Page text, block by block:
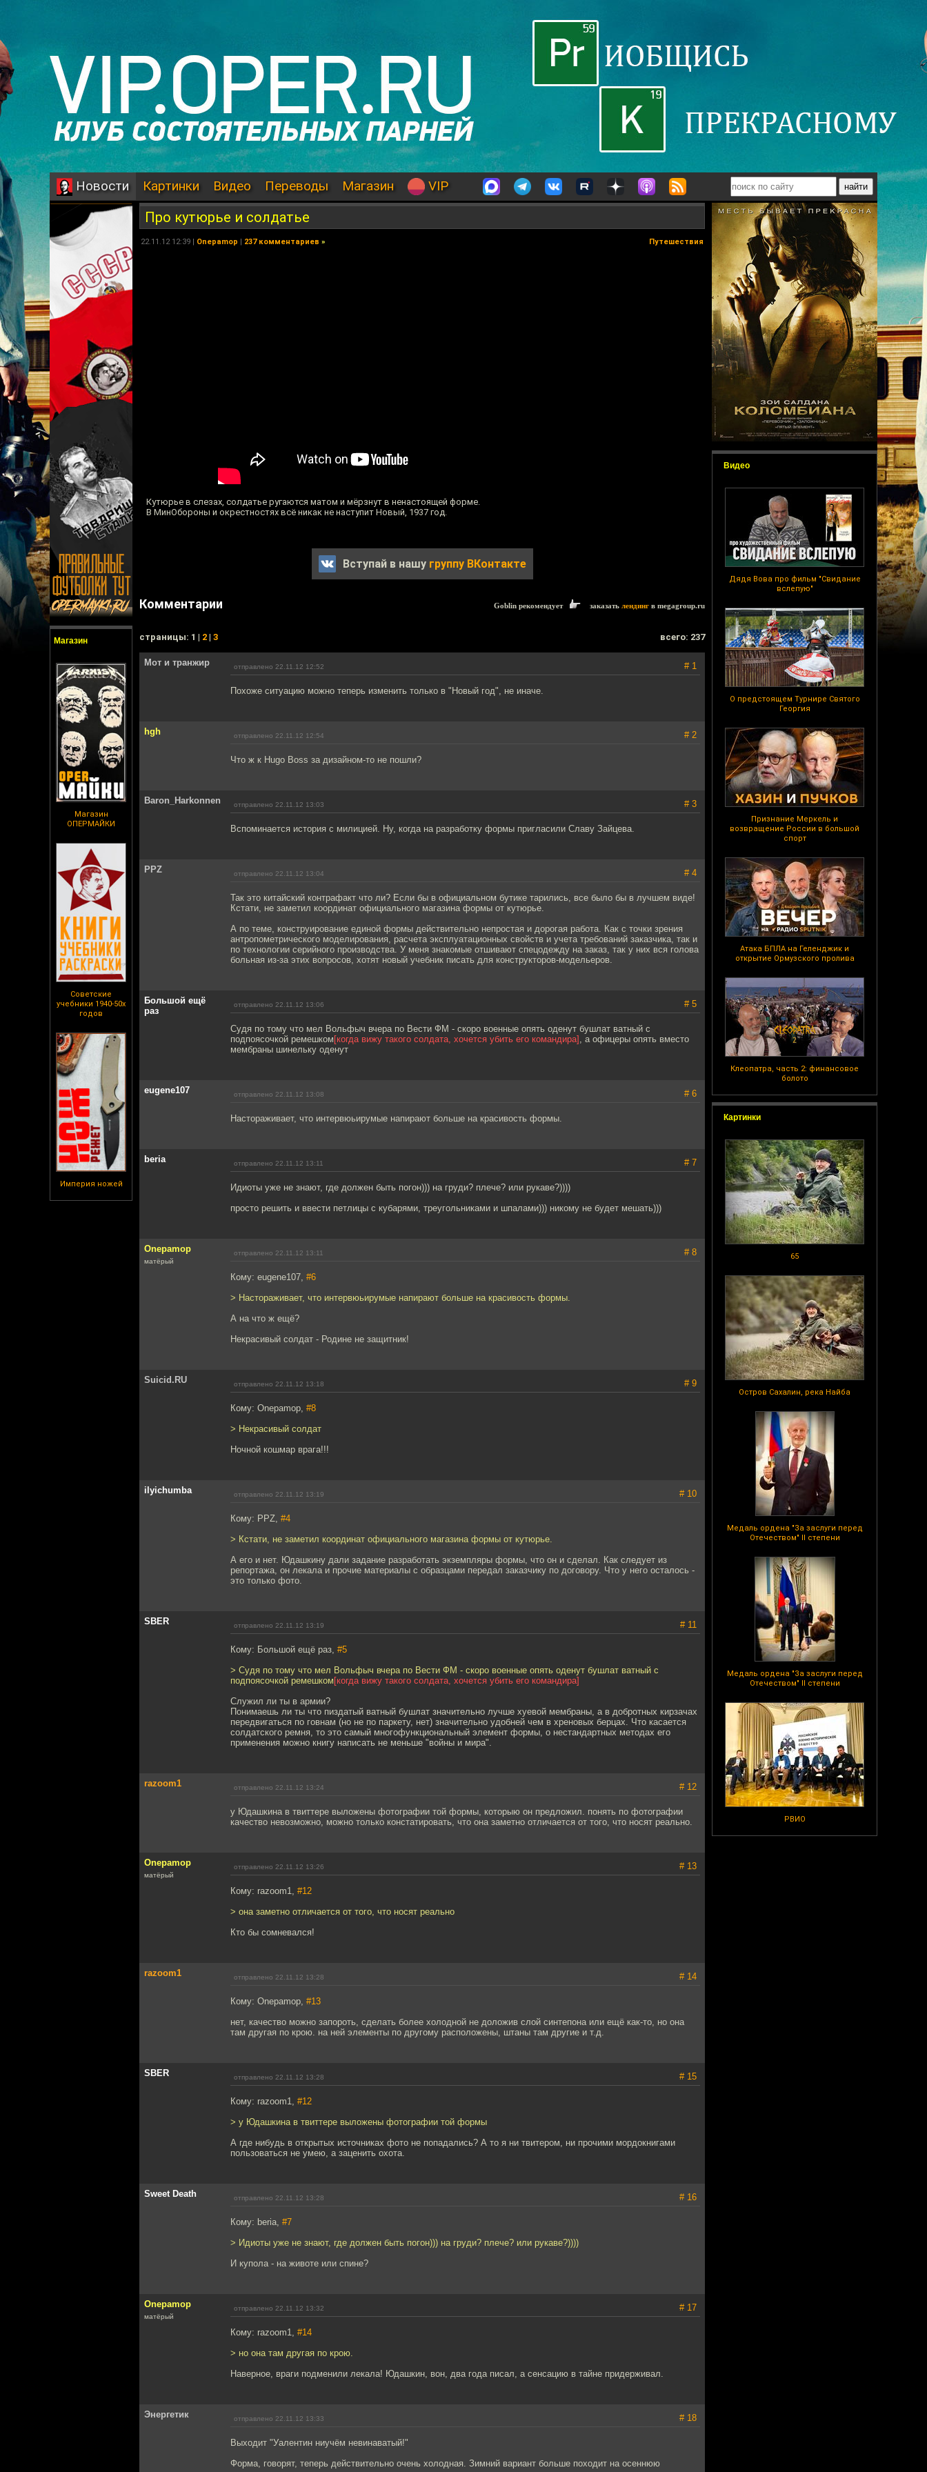
Новости Картинки Видео Переводы Магазин VIP
Магазин
Магазин
ОПЕРМАЙКИ
Советские
учебники 1940-50х
годов
Империя ножей
Видео
Дядя Вова про фильм "Свидание
вслепую"
О предстоящем Турнире Святого
Георгия
Признание Меркель и
возвращение России в большой
спорт
Атака БПЛА на Геленджик и
открытие Ормузского пролива
Клеопатра, часть 2: финансовое
болото
Картинки
65
Остров Сахалин, река Найба
Медаль ордена "За заслуги перед
Отечеством" II степени
Медаль ордена "За заслуги перед
Отечеством" II степени
РВИО
Про кутюрье и солдатье
22.11.12 12:39 | Onepamop | 237 комментариев » Путешествия
Кутюрье в слезах, солдатье ругаются матом и мёрзнут в ненастоящей форме.
В МинОбороны и окрестностях всё никак не наступит Новый, 1937 год.
Вступай в нашу группу ВКонтакте
Комментарии Goblin рекомендует заказать лендинг в megagroup.ru
cтраницы: 1 | 2 | 3 всего: 237
Мот и транжир отправлено 22.11.12 12:52 # 1
Похоже ситуацию можно теперь изменить только в "Новый год", не иначе.
hgh отправлено 22.11.12 12:54 # 2
Что ж к Hugo Boss за дизайном-то не пошли?
Baron_Harkonnen отправлено 22.11.12 13:03 # 3
Вспоминается история с милицией. Ну, когда на разработку формы пригласили Славу Зайцева.
PPZ отправлено 22.11.12 13:04 # 4
Так это китайский контрафакт что ли? Если бы в официальном бутике тарились, все было бы в лучшем виде!
Кстати, не заметил координат официального магазина формы от кутюрье.
А по теме, конструирование единой формы действительно непростая и дорогая работа. Как с точки зрения
антропометрического моделирования, расчета эксплуатационных свойств и учета требований заказчика, так и
по технологии серийного производства. У меня знакомые отшивают спецодежду на заказ, так у них вся голова
больная из-за этих вопросов, хотят новый учебник писать для конструкторов-модельеров.
Большой ещё
раз
отправлено 22.11.12 13:06 # 5
Судя по тому что мел Вольфыч вчера по Вести ФМ - скоро военные опять оденут бушлат ватный с
подпоясочкой ремешком [когда вижу такого солдата, хочется убить его командира] , а офицеры опять вместо
мембраны шинельку оденут
eugene107 отправлено 22.11.12 13:08 # 6
Настораживает, что интервюьирумые напирают больше на красивость формы.
beria отправлено 22.11.12 13:11 # 7
Идиоты уже не знают, где должен быть погон))) на груди? плече? или рукаве?))))
просто решить и ввести петлицы с кубарями, треугольниками и шпалами))) никому не будет мешать)))
Onepamop
матёрый
отправлено 22.11.12 13:11 # 8
Кому: eugene107, #6
> Настораживает, что интервюьирумые напирают больше на красивость формы.
А на что ж ещё?
Некрасивый солдат - Родине не защитник!
Suicid.RU отправлено 22.11.12 13:18 # 9
Кому: Onepamop, #8
> Некрасивый солдат
Ночной кошмар врага!!!
ilyichumba отправлено 22.11.12 13:19 # 10
Кому: PPZ, #4
> Кстати, не заметил координат официального магазина формы от кутюрье.
А его и нет. Юдашкину дали задание разработать экземпляры формы, что он и сделал. Как следует из
репортажа, он лекала и прочие материалы с образцами передал заказчику по договору. Что у него осталось -
это только фото.
SBER отправлено 22.11.12 13:19 # 11
Кому: Большой ещё раз, #5
> Судя по тому что мел Вольфыч вчера по Вести ФМ - скоро военные опять оденут бушлат ватный с
подпоясочкой ремешком [когда вижу такого солдата, хочется убить его командира]
Служил ли ты в армии?
Понимаешь ли ты что пиздатый ватный бушлат значительно лучше хуевой мембраны, а в добротных кирзачах
передвигаться по говнам (но не по паркету, нет) значительно удобней чем в хреновых берцах. Что касается
солдатского ремня, то это самый многофункциональный элемент формы, о нестандартных методах его
применения можно книгу написать не меньше "войны и мира".
razoom1 отправлено 22.11.12 13:24 # 12
у Юдашкина в твиттере выложены фотографии той формы, которыю он предложил. понять по фотографии
качество невозможно, можно только констатировать, что она заметно отличается от того, что носят реально.
Onepamop
матёрый
отправлено 22.11.12 13:26 # 13
Кому: razoom1, #12
> она заметно отличается от того, что носят реально
Кто бы сомневался!
razoom1 отправлено 22.11.12 13:28 # 14
Кому: Onepamop, #13
нет, качество можно запороть, сделать более холодной не доложив слой синтепона или ещё как-то, но она
там другая по крою. на ней элементы по другому расположены, штаны там другие и т.д.
SBER отправлено 22.11.12 13:28 # 15
Кому: razoom1, #12
> у Юдашкина в твиттере выложены фотографии той формы
А где нибудь в открытых источниках фото не попадались? А то я ни твитером, ни прочими мордокнигами
пользоваться не умею, а заценить охота.
Sweet Death отправлено 22.11.12 13:28 # 16
Кому: beria, #7
> Идиоты уже не знают, где должен быть погон))) на груди? плече? или рукаве?))))
И купола - на животе или спине?
Onepamop
матёрый
отправлено 22.11.12 13:32 # 17
Кому: razoom1, #14
> но она там другая по крою.
Наверное, враги подменили лекала! Юдашкин, вон, два года писал, а сенсацию в тайне придерживал.
Энергетик отправлено 22.11.12 13:33 # 18
Выходит "Уалентин ниучём невинаватый!"
Форма, говорят, теперь действительно очень холодная. Зимний вариант больше походит на осеннюю